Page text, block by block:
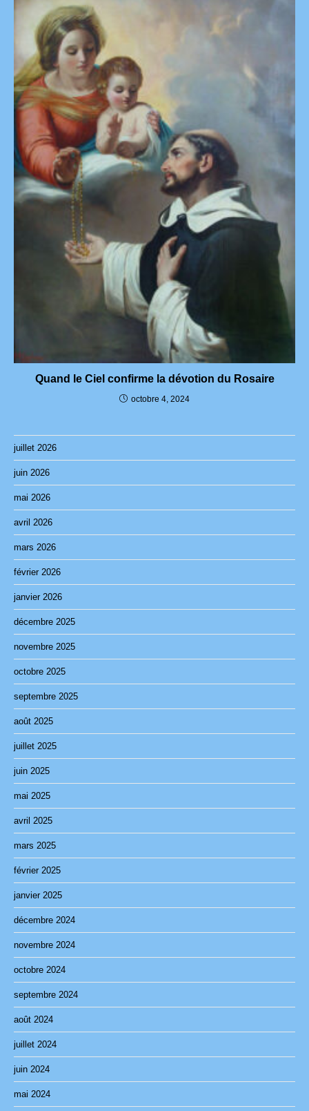
Quand le Ciel confirme la dévotion du Rosaire
octobre 4, 2024
juillet 2026
juin 2026
mai 2026
avril 2026
mars 2026
février 2026
janvier 2026
décembre 2025
novembre 2025
octobre 2025
septembre 2025
août 2025
juillet 2025
juin 2025
mai 2025
avril 2025
mars 2025
février 2025
janvier 2025
décembre 2024
novembre 2024
octobre 2024
septembre 2024
août 2024
juillet 2024
juin 2024
mai 2024